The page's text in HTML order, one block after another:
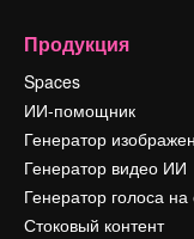
Продукция
Spaces
ИИ-помощник
Генератор
Генератор видео ИИ
Генератор голоса
Стоковый контент